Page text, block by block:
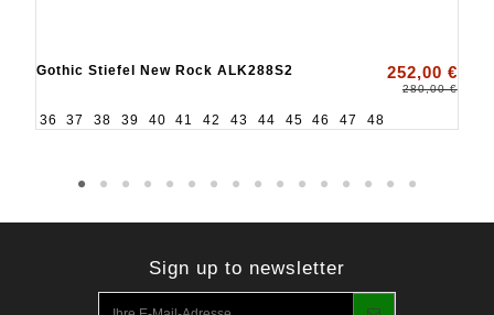
Gothic Stiefel New Rock ALK288S2 252,00 €
280,00 €
36 37 38 39 40 41 42 43 44 45 46 47 48
Sign up to newsletter